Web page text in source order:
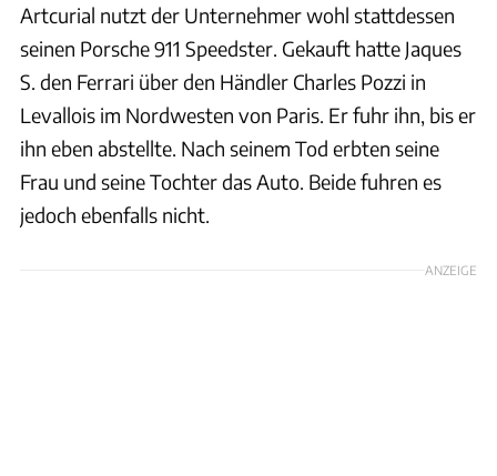
Artcurial nutzt der Unternehmer wohl stattdessen
seinen Porsche 911 Speedster. Gekauft hatte Jaques
S. den Ferrari über den Händler Charles Pozzi in
Levallois im Nordwesten von Paris. Er fuhr ihn, bis er
ihn eben abstellte. Nach seinem Tod erbten seine
Frau und seine Tochter das Auto. Beide fuhren es
jedoch ebenfalls nicht.
ANZEIGE